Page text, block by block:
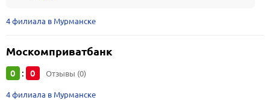
4 филиала в Мурманске
Москомприватбанк
0 : 0 Отзывы (0)
4 филиала в Мурманске